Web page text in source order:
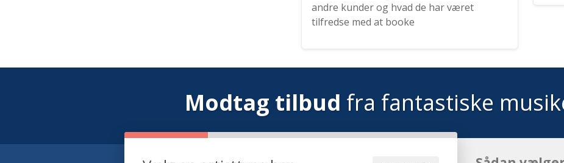
andre kunder og hvad de har været
tilfredse med at booke
Modtag tilbud fra fantastiske